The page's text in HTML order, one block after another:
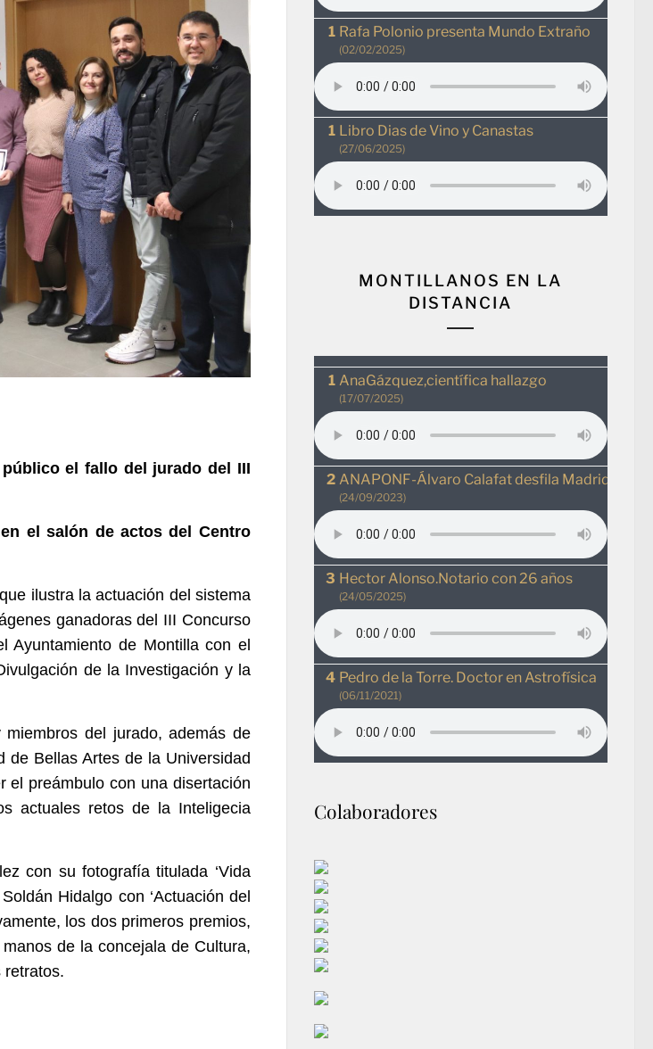
el fallo del jurado del III
el salón de actos del Centro
ilustra la actuación del sistema
ganadoras del III Concurso
Ayuntamiento de Montilla con el
de la Investigación y la
del jurado, además de
de Bellas Artes de la Universidad
el preámbulo con una disertación
actuales retos de la Inteligecia
con su fotografía titulada ‘Vida
Hidalgo con ‘Actuación del
los dos primeros premios,
de la concejala de Cultura,
retratos.
Rafa Polonio presenta Mundo Extraño
(02/02/2025)
Libro Dias de Vino y Canastas
(27/06/2025)
MONTILLANOS EN LA
DISTANCIA
AnaGázquez,científica hallazgo
(17/07/2025)
ANAPONF-Álvaro Calafat desfila MadridRio
(24/09/2023)
Hector Alonso.Notario con 26 años
(24/05/2025)
Pedro de la Torre. Doctor en Astrofísica
(06/11/2021)
Colaboradores